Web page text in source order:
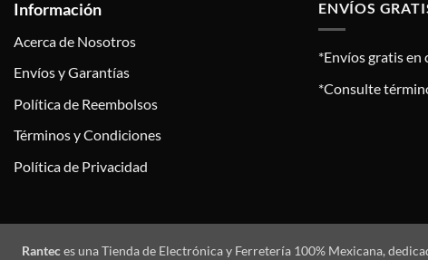
Información
Acerca de Nosotros
Envíos y Garantías
Política de Reembolsos
Términos y Condiciones
Política de Privacidad
ENVÍOS
*Envíos gratis en
*Consulte
Ranteces una Tienda de Electrónica y Ferretería 100% Mexicana,